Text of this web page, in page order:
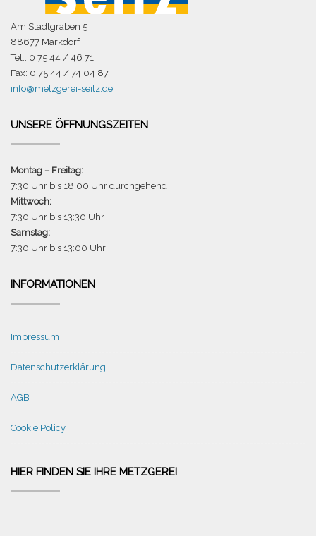
Am Stadtgraben 5
88677 Markdorf
Tel.: 0 75 44 / 46 71
Fax: 0 75 44 / 74 04 87
info@metzgerei-seitz.de
UNSERE ÖFFNUNGSZEITEN
Montag – Freitag:
7:30 Uhr bis 18:00 Uhr durchgehend
Mittwoch:
7:30 Uhr bis 13:30 Uhr
Samstag:
7:30 Uhr bis 13:00 Uhr
INFORMATIONEN
Impressum
Datenschutzerklärung
AGB
Cookie Policy
HIER FINDEN SIE IHRE METZGEREI